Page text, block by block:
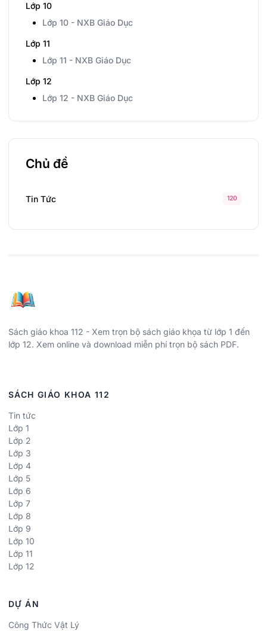
Lớp 10
Lớp 10 - NXB Giáo Dục
Lớp 11
Lớp 11 - NXB Giáo Dục
Lớp 12
Lớp 12 - NXB Giáo Dục
Chủ đề
Tin Tức 120
Sách giáo khoa 112 - Xem trọn bộ sách giáo khọa từ lớp 1 đến
lớp 12. Xem online và download miễn phí trọn bộ sách PDF.
SÁCH GIÁO KHOA 112
Tin tức
Lớp 1
Lớp 2
Lớp 3
Lớp 4
Lớp 5
Lớp 6
Lớp 7
Lớp 8
Lớp 9
Lớp 10
Lớp 11
Lớp 12
DỰ ÁN
Công Thức Vật Lý